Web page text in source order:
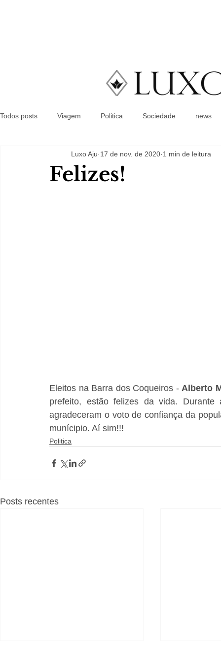
Todos posts Viagem Politica Sociedade news
Felizes!
Luxo Aju 17 de nov. de 2020 1 min de leitura
Eleitos na Barra dos Coqueiros - Alberto
prefeito, estão felizes da vida. Durante
agradeceram o voto de confiança da
munícipio. Aí sim!!!
Politica
Posts recentes